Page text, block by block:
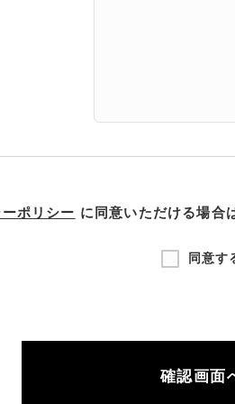
ポリシー に同意いただける場合
同意す
確認画面